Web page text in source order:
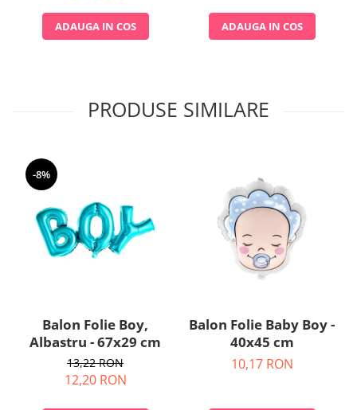
ADAUGA IN COS ADAUGA IN COS
PRODUSE SIMILARE
-8%
Balon Folie Boy,
Albastru - 67x29 cm
13,22 RON
12,20 RON
Balon Folie Baby Boy -
40x45 cm
10,17 RON